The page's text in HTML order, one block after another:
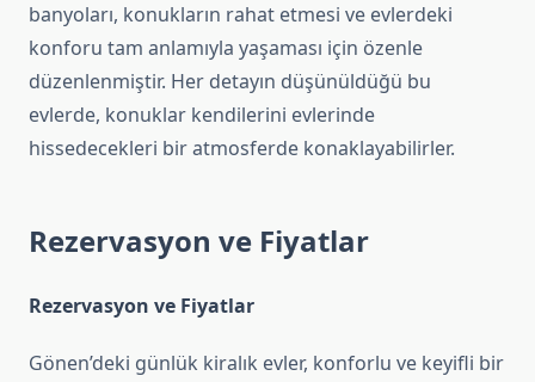
banyoları, konukların rahat etmesi ve evlerdeki
konforu tam anlamıyla yaşaması için özenle
düzenlenmiştir. Her detayın düşünüldüğü bu
evlerde, konuklar kendilerini evlerinde
hissedecekleri bir atmosferde konaklayabilirler.
Rezervasyon ve Fiyatlar
Rezervasyon ve Fiyatlar
Gönen’deki günlük kiralık evler, konforlu ve keyifli bir